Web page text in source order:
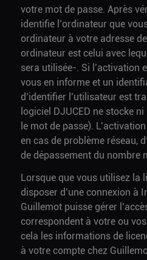
votre mot de passe. Après
identifie l’ordinateur que
ordinateur à votre adresse
ordinateur est celui avec
sera utilisée-. Si l’activation
vous en informe et un
d’identifier l’utilisateur est
logiciel DJUCED ne stocke
le mot de passe).
en cas de problème réseau,
de dépassement du nombre
Lorsque que vous utilisez la
disposer d’une connexion à
Guillemot puisse gérer
correspondent à votre ou
cela les informations de
à votre compte chez